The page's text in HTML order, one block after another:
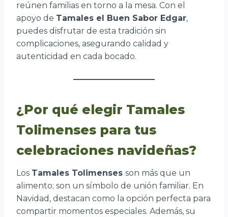
reúnen familias en torno a la mesa. Con el
apoyo de Tamales el Buen Sabor Edgar,
puedes disfrutar de esta tradición sin
complicaciones, asegurando calidad y
autenticidad en cada bocado.
¿Por qué elegir Tamales
Tolimenses para tus
celebraciones navideñas?
Los Tamales Tolimenses son más que un
alimento; son un símbolo de unión familiar. En
Navidad, destacan como la opción perfecta para
compartir momentos especiales. Además, su